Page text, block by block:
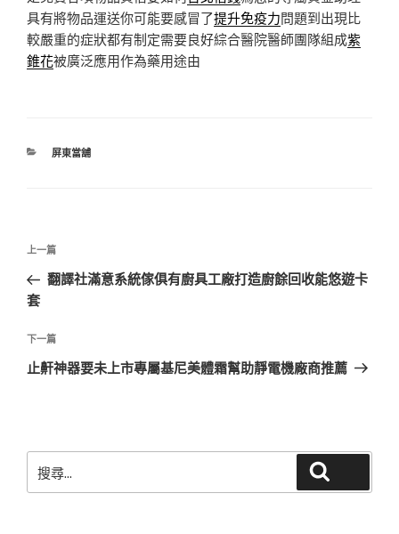
具有將物品運送你可能要感冒了提升免疫力問題到出現比
較嚴重的症狀都有制定需要良好綜合醫院醫師團隊組成紫
錐花被廣泛應用作為藥用途由
分
屏東當舖
文
導
覽
上
一
篇
章
上一篇
翻譯社滿意系統傢俱有廚具工廠打造廚餘回收能悠遊卡
套
下
一
下一篇
止鼾神器要未上市專屬基尼美體霜幫助靜電機廠商推薦
尋